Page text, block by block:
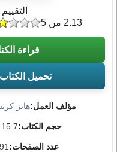
مؤلف العمل:هانز
حجم الكتاب:15.7 ميغا بايت
عدد الصفحات: 591
التقييم
2.13 من 5
قراءة
تحميل الكتاب PDF